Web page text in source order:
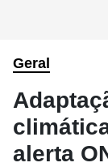
Geral
alerta